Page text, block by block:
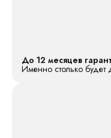
До 12 месяцев
Именно столько будет